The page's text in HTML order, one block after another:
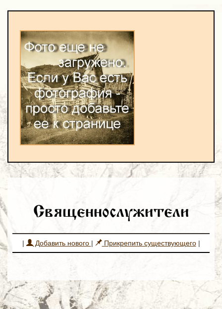
Священнослужители
| Добавить нового | Прикрепить существующего|